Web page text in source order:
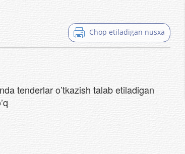
Chop etiladigan nusxa
tenderlar o’tkazish talab etiladigan